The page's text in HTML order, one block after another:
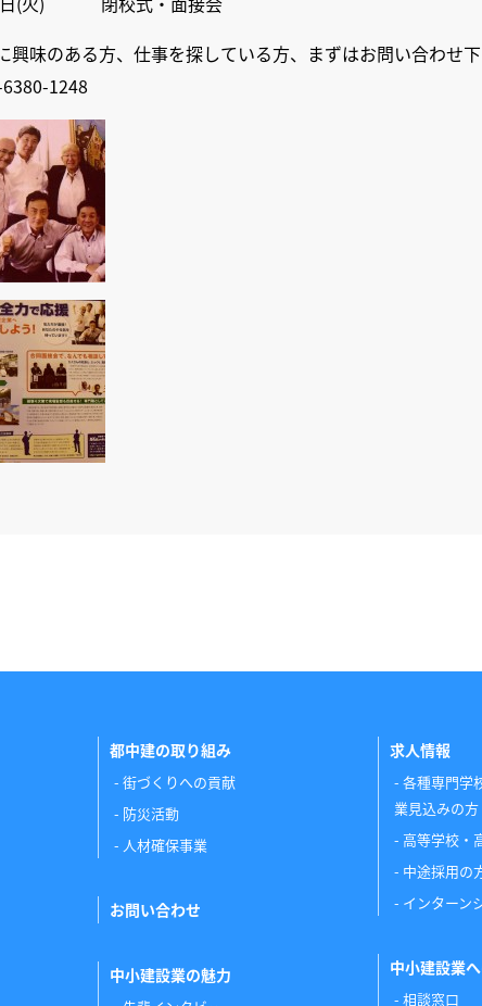
興味のある方、仕事を探している方、まずはお問い合わせ下
1248
都中建の取り組み
街づくりへの貢献
防災活動
人材確保事業
お問い合わせ
中小建設業の魅力
求人情報
各種専門学
業見込みの方
高等学校・
中途採用の
インターン
中小建設業
相談窓口